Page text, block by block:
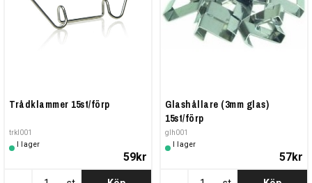
Trådklammer 15st/förp
trkl001
I lager
59kr
Glashållare (3mm glas)
15st/förp
glh001
I lager
57kr